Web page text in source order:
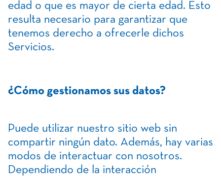
edad o que es mayor de cierta edad. Esto
resulta necesario para garantizar que
tenemos derecho a ofrecerle dichos
Servicios.
¿Cómo gestionamos sus datos?
Puede utilizar nuestro sitio web sin
compartir ningún dato. Además, hay varias
modos de interactuar con nosotros.
Dependiendo de la interacción